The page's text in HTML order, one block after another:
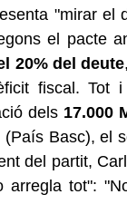
"mirar el
el pacte
20% del deute
fiscal. Tot
dels 17.000
Basc), el
del partit,
arregla tot":